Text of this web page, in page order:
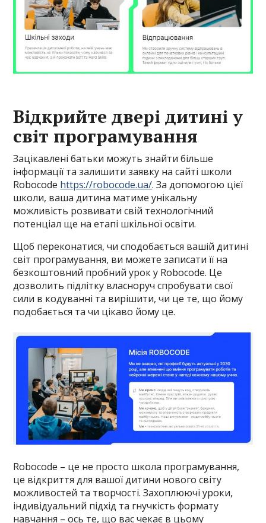
Відкрийте двері дитині у
світ програмування
Зацікавлені батьки можуть знайти більше
інформації та залишити заявку на сайті школи
Robocode https://robocode.ua/. За допомогою цієї
школи, ваша дитина матиме унікальну
можливість розвивати свій технологічний
потенціал ще на етапі шкільної освіти.
Щоб переконатися, чи сподобається вашій дитині
світ програмування, ви можете записати її на
безкоштовний пробний урок у Robocode. Це
дозволить підлітку власноруч спробувати свої
сили в кодуванні та вирішити, чи це те, що йому
подобається та чи цікаво йому це.
Robocode – це не просто школа програмування,
це відкриття для вашої дитини нового світу
можливостей та творчості. Захоплюючі уроки,
індивідуальний підхід та гнучкість формату
навчання – ось те, що вас чекає в цьому